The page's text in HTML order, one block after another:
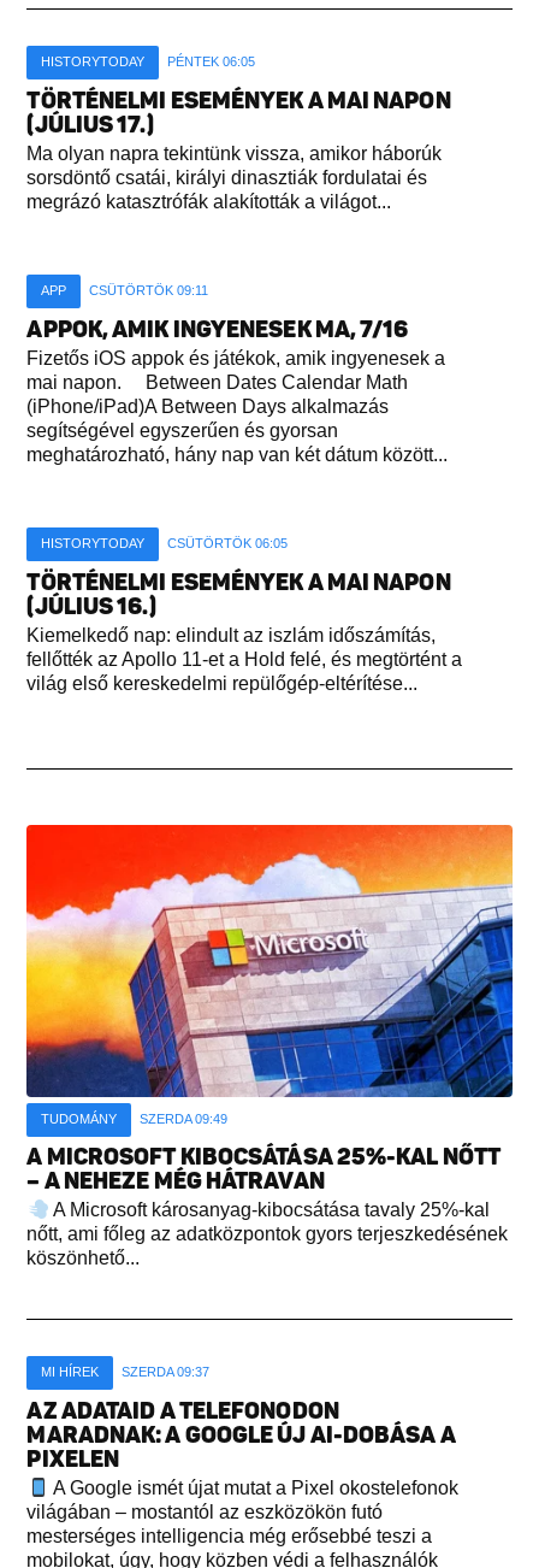
HISTORYTODAY PÉNTEK 06:05
TÖRTÉNELMI ESEMÉNYEK A MAI NAPON
(JÚLIUS 17.)
Ma olyan napra tekintünk vissza, amikor háborúk
sorsdöntő csatái, királyi dinasztiák fordulatai és
megrázó katasztrófák alakították a világot...
APP CSÜTÖRTÖK 09:11
APPOK, AMIK INGYENESEK MA, 7/16
Fizetős iOS appok és játékok, amik ingyenesek a
mai napon. Between Dates Calendar Math
(iPhone/iPad)A Between Days alkalmazás
segítségével egyszerűen és gyorsan
meghatározható, hány nap van két dátum között...
HISTORYTODAY CSÜTÖRTÖK 06:05
TÖRTÉNELMI ESEMÉNYEK A MAI NAPON
(JÚLIUS 16.)
Kiemelkedő nap: elindult az iszlám időszámítás,
fellőtték az Apollo 11-et a Hold felé, és megtörtént a
világ első kereskedelmi repülőgép-eltérítése...
TUDOMÁNY SZERDA 09:49
A MICROSOFT KIBOCSÁTÁSA 25%-KAL NŐTT
– A NEHEZE MÉG HÁTRAVAN
A Microsoft károsanyag-kibocsátása tavaly 25%-kal
nőtt, ami főleg az adatközpontok gyors terjeszkedésének
köszönhető...
MI HÍREK SZERDA 09:37
AZ ADATAID A TELEFONODON
MARADNAK: A GOOGLE ÚJ AI-DOBÁSA A
PIXELEN
A Google ismét újat mutat a Pixel okostelefonok
világában – mostantól az eszközökön futó
mesterséges intelligencia még erősebbé teszi a
mobilokat, úgy, hogy közben védi a felhasználók